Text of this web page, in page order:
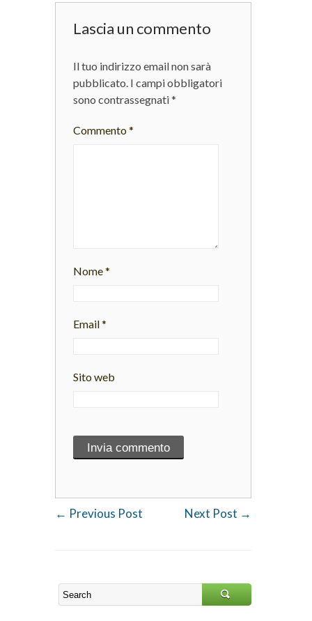
Lascia un commento
Il tuo indirizzo email non sarà
pubblicato. I campi obbligatori
sono contrassegnati*
Commento*
Nome*
Email*
Sito web
← Previous Post Next Post →